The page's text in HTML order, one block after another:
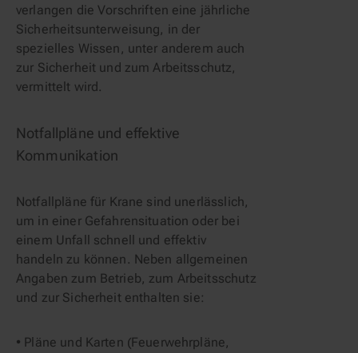
verlangen die Vorschriften eine jährliche
Sicherheitsunterweisung, in der
spezielles Wissen, unter anderem auch
zur Sicherheit und zum Arbeitsschutz,
vermittelt wird.
Notfallpläne und effektive
Kommunikation
Notfallpläne für Krane sind unerlässlich,
um in einer Gefahrensituation oder bei
einem Unfall schnell und effektiv
handeln zu können. Neben allgemeinen
Angaben zum Betrieb, zum Arbeitsschutz
und zur Sicherheit enthalten sie:
• Pläne und Karten (Feuerwehrpläne,